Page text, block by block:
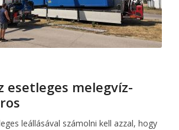
esetleges melegvíz-
leállásával számolni kell azzal, hogy